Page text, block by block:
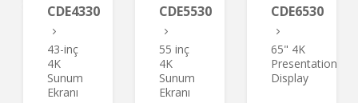
CDE4330
43-inç
4K
Sunum
Ekranı
CDE5530
55 inç
4K
Sunum
Ekranı
CDE6530
65" 4K
Presentation
Display